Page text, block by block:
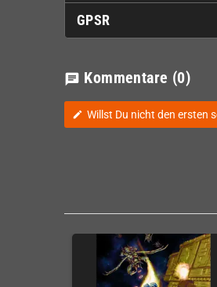
GPSR
chat Kommentare (0)
edit Willst Du nicht den ersten